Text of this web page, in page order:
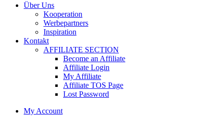
Über Uns
Kooperation
Werbepartners
Inspiration
Kontakt
AFFILIATE SECTION
Become an Affiliate
Affiliate Login
My Affiliate
Affiliate TOS Page
Lost Password
My Account